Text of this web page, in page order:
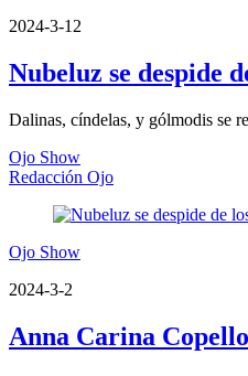
2024-3-12
Nubeluz se despide
Dalinas, cíndelas, y gólmodis se
Ojo Show
Redacción Ojo
Ojo Show
2024-3-2
Anna Carina